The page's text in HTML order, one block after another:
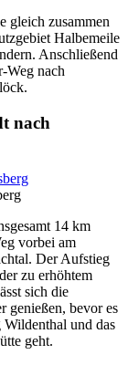
gleich zusammen
Halbemeile
Anschließend
Weg nach
nach
14 km
vorbei am
Der Aufstieg
zu erhöhtem
sich die
genießen, bevor es
und das
geht.